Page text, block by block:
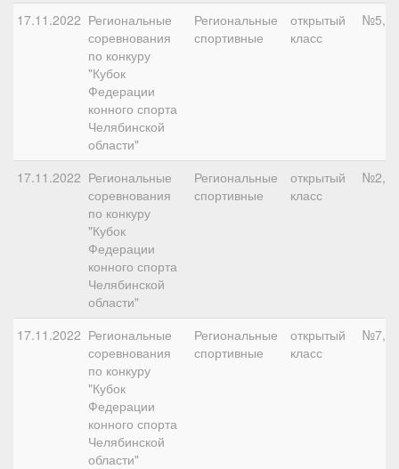
17.11.2022 Региональные
соревнования
по конкуру
"Кубок
Федерации
конного спорта
Челябинской
области"
Региональные
спортивные
открытый
класс
№5,
17.11.2022 Региональные
соревнования
по конкуру
"Кубок
Федерации
конного спорта
Челябинской
области"
Региональные
спортивные
открытый
класс
№2,
17.11.2022 Региональные
соревнования
по конкуру
"Кубок
Федерации
конного спорта
Челябинской
области"
Региональные
спортивные
открытый
класс
№7,